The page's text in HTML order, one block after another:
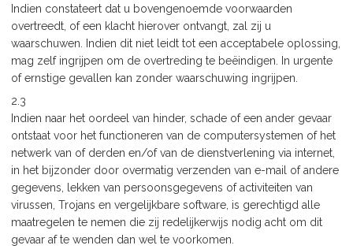
Indien constateert dat u bovengenoemde voorwaarden
overtreedt, of een klacht hierover ontvangt, zal zij u
waarschuwen. Indien dit niet leidt tot een acceptabele oplossing,
mag zelf ingrijpen om de overtreding te beëindigen. In urgente
of ernstige gevallen kan zonder waarschuwing ingrijpen.
2.3
Indien naar het oordeel van hinder, schade of een ander gevaar
ontstaat voor het functioneren van de computersystemen of het
netwerk van of derden en/of van de dienstverlening via internet,
in het bijzonder door overmatig verzenden van e-mail of andere
gegevens, lekken van persoonsgegevens of activiteiten van
virussen, Trojans en vergelijkbare software, is gerechtigd alle
maatregelen te nemen die zij redelijkerwijs nodig acht om dit
gevaar af te wenden dan wel te voorkomen.